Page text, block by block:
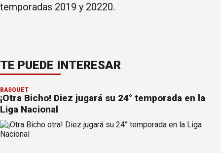
temporadas 2019 y 20220.
TE PUEDE INTERESAR
BÁSQUET
¡Otra Bicho! Diez jugará su 24° temporada en la
Liga Nacional